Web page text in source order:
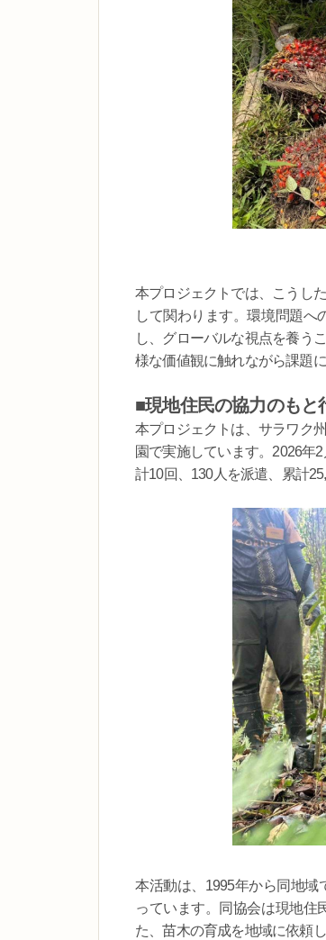
本プロジェクトでは、こうし
して関わります。環境問題へ
し、グローバルな視点を養う
様な価値観に触れながら課題
■現地住民の協力のもと
本プロジェクトは、サラワク
園で実施しています。2026年
計10回、130人を派遣、累計
本活動は、1995年から同地
っています。同協会は現地住
た、苗木の育成を地域に依頼